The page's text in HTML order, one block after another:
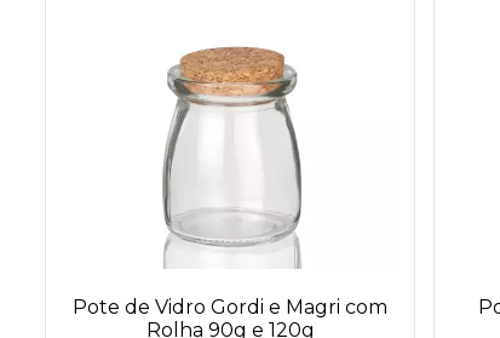
Pote de Vidro Gordi e Magri com
Rolha 90g e 120g